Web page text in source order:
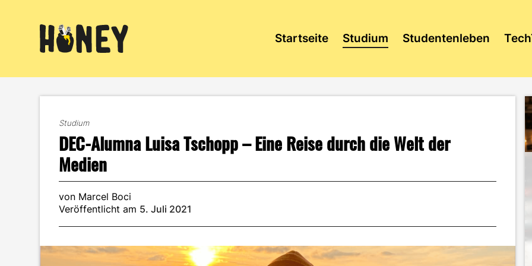
Startseite Studium Studentenleben
Studium
DEC-Alumna Luisa Tschopp – Eine Reise durch die Welt der
Medien
von Marcel Boci
Veröffentlicht am 5. Juli 2021